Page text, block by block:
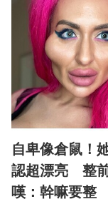
自卑像倉鼠！
認超漂亮 整
嘆：幹嘛要整